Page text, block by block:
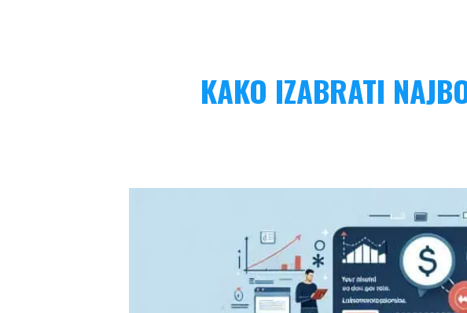
KAKO IZABRATI